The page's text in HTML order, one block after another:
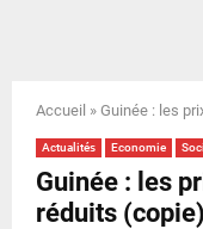
N
U
Accueil » Guinée : les
Actualités Economie
Guinée : les
réduits (copie)